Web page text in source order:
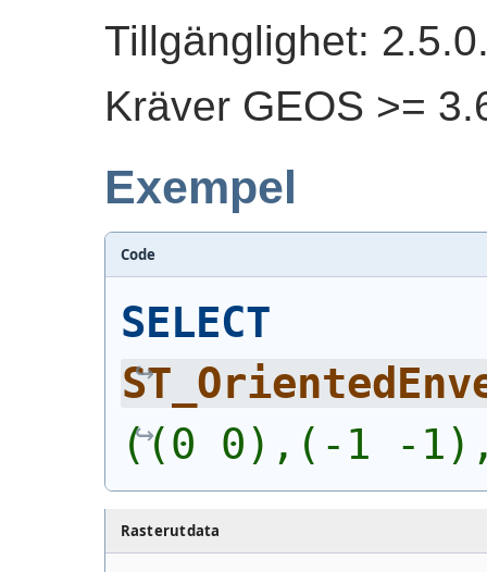
Tillgänglighet:
Kräver GEOS >=
Exempel
Code
SELECT
((0 0),(-1 -
Rasterutdata